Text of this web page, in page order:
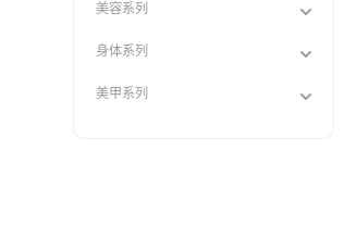
美容系列
身体系列
美甲系列